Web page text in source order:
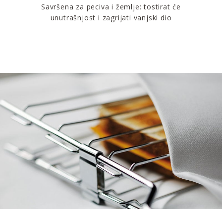
Savršena za peciva i žemlje: tostirat će
unutrašnjost i zagrijati vanjski dio